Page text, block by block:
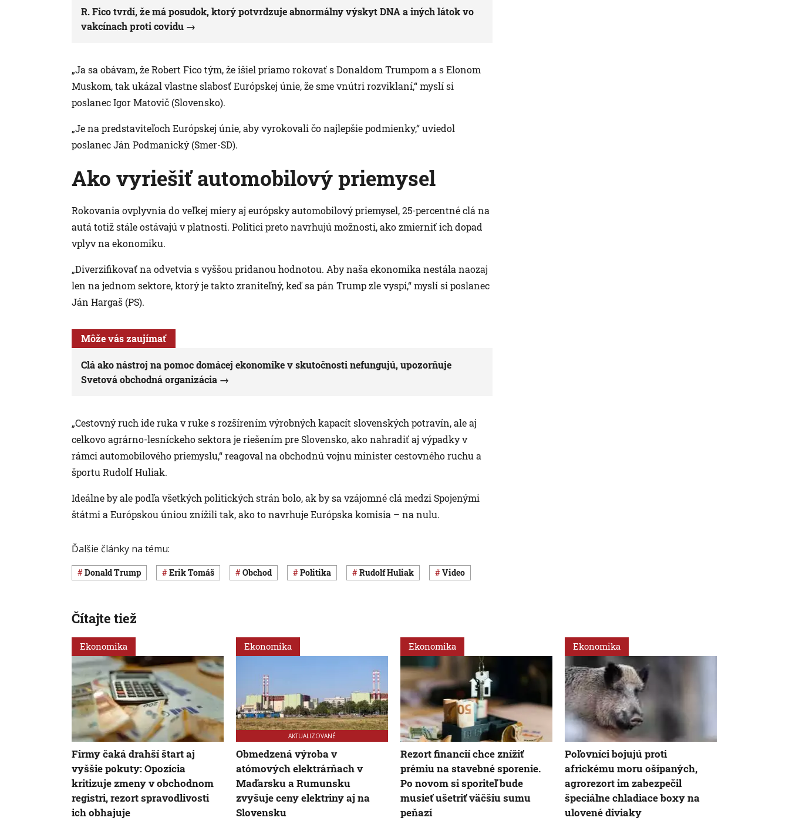
R. Fico tvrdí, že má posudok, ktorý potvrdzuje abnormálny výskyt DNA a iných látok vo
vakcínach proti covidu
„Ja sa obávam, že Robert Fico tým, že išiel priamo rokovať s Donaldom Trumpom a s Elonom
Muskom, tak ukázal vlastne slabosť Európskej únie, že sme vnútri rozviklaní,“ myslí si
poslanec Igor Matovič (Slovensko).
„Je na predstaviteľoch Európskej únie, aby vyrokovali čo najlepšie podmienky,“ uviedol
poslanec Ján Podmanický (Smer-SD).
Ako vyriešiť automobilový priemysel
Rokovania ovplyvnia do veľkej miery aj európsky automobilový priemysel, 25-percentné clá na
autá totiž stále ostávajú v platnosti. Politici preto navrhujú možnosti, ako zmierniť ich dopad
vplyv na ekonomiku.
„Diverzifikovať na odvetvia s vyššou pridanou hodnotou. Aby naša ekonomika nestála naozaj
len na jednom sektore, ktorý je takto zraniteľný, keď sa pán Trump zle vyspí,“ myslí si poslanec
Ján Hargaš (PS).
Môže vás zaujímať
Clá ako nástroj na pomoc domácej ekonomike v skutočnosti nefungujú, upozorňuje
Svetová obchodná organizácia
„Cestovný ruch ide ruka v ruke s rozšírením výrobných kapacít slovenských potravín, ale aj
celkovo agrárno-lesníckeho sektora je riešením pre Slovensko, ako nahradiť aj výpadky v
rámci automobilového priemyslu,“ reagoval na obchodnú vojnu minister cestovného ruchu a
športu Rudolf Huliak.
Ideálne by ale podľa všetkých politických strán bolo, ak by sa vzájomné clá medzi Spojenými
štátmi a Európskou úniou znížili tak, ako to navrhuje Európska komisia – na nulu.
Ďalšie články na tému:
Donald Trump Erik Tomáš obchod Politika Rudolf Huliak Video
Čítajte tiež
Ekonomika
Firmy čaká drahší štart aj
vyššie pokuty: Opozícia
kritizuje zmeny v obchodnom
registri, rezort spravodlivosti
ich obhajuje
Ekonomika
AKTUALIZOVANÉ
Obmedzená výroba v
atómových elektrárňach v
Maďarsku a Rumunsku
zvyšuje ceny elektriny aj na
Slovensku
Ekonomika
Rezort financií chce znížiť
prémiu na stavebné sporenie.
Po novom si sporiteľ bude
musieť ušetriť väčšiu sumu
peňazí
Ekonomika
Poľovníci bojujú proti
africkému moru ošípaných,
agrorezort im zabezpečil
špeciálne chladiace boxy na
ulovené diviaky